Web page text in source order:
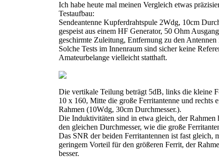
Ich habe heute mal meinen Vergleich etwas
Testaufbau:
Sendeantenne Kupferdrahtspule 2Wdg, 10cm
gespeist aus einem HF Generator, 50 Ohm
geschirmte Zuleitung, Entfernung zu den Antennen
Solche Tests im Innenraum sind sicher keine
Amateurbelange vielleicht statthaft.
Die vertikale Teilung beträgt 5dB, links die kleine
10 x 160, Mitte die große Ferritantenne und rechts
Rahmen (10Wdg, 30cm Durchmesser.).
Die Induktivitäten sind in etwa gleich, der Rahmen
den gleichen Durchmesser, wie die große
Das SNR der beiden Ferritantennen ist fast gleich,
geringem Vorteil für den größeren Ferrit, der
besser.